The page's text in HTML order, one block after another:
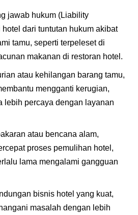
jawab hukum (Liability
hotel dari tuntutan hukum akibat
tamu, seperti terpeleset di
makanan di restoran hotel.
atau kehilangan barang tamu,
mengganti kerugian,
lebih percaya dengan layanan
atau bencana alam,
proses pemulihan hotel,
lama mengalami gangguan
bisnis hotel yang kuat,
masalah dengan lebih